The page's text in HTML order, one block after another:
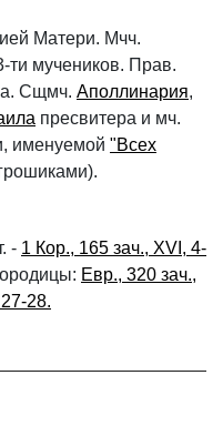
Матери. Мчч.
ти мучеников. Прав.
Сщмч. Аполлинария,
пресвитера и мч.
именуемой "Всех
- 1 Кор., 165 зач., XVI, 4-
Евр., 320 зач.,
28.